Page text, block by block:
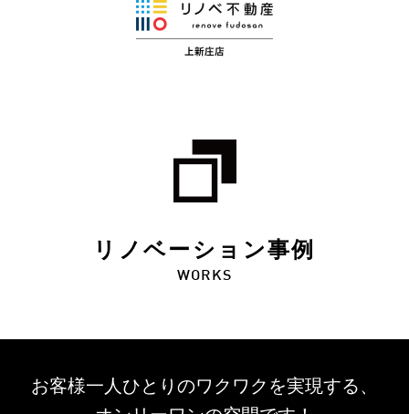
リノベーション事例
WORKS
お客様一人ひとりのワクワクを実現する、